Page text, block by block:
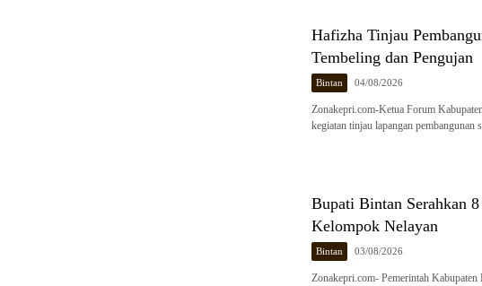
Hafizha Tinjau
Tembeling dan Pengujan
Bintan 04/08/2026
Zonakepri.com-Ketua Forum
kegiatan tinjau lapangan pembangunan
Bupati Bintan Serahkan
Kelompok Nelayan
Bintan 03/08/2026
Zonakepri.com- Pemerintah